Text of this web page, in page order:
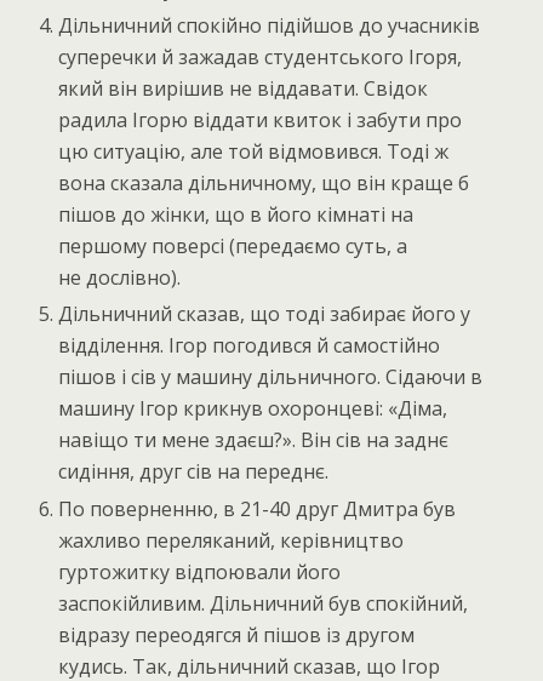
Дільничний спокійно підійшов до учасників
суперечки й зажадав студентського Ігоря,
який він вирішив не віддавати. Свідок
радила Ігорю віддати квиток і забути про
цю ситуацію, але той відмовився. Тоді ж
вона сказала дільничному, що він краще б
пішов до жінки, що в його кімнаті на
першому поверсі (передаємо суть, а
не дослівно).
Дільничний сказав, що тоді забирає його у
відділення. Ігор погодився й самостійно
пішов і сів у машину дільничного. Сідаючи в
машину Ігор крикнув охоронцеві: «Діма,
навіщо ти мене здаєш?». Він сів на заднє
сидіння, друг сів на переднє.
По поверненню, в 21-40 друг Дмитра був
жахливо переляканий, керівництво
гуртожитку відпоювали його
заспокійливим. Дільничний був спокійний,
відразу переодягся й пішов із другом
кудись. Так, дільничний сказав, що Ігор